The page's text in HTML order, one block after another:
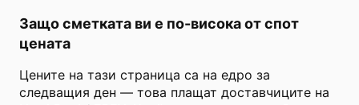
Защо сметката ви е по-висока от спот
цената
Цените на тази страница са на едро за
следващия ден — това плащат доставчиците на